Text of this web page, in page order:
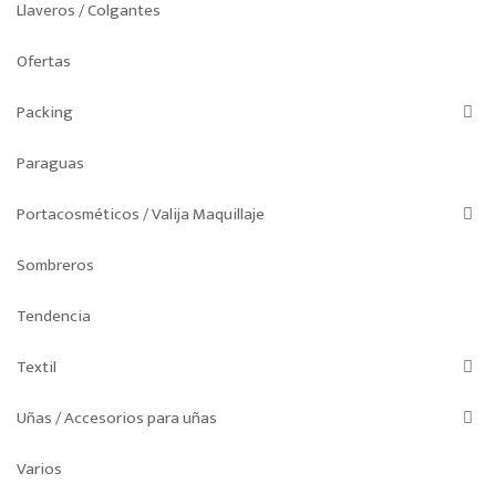
Llaveros / Colgantes
Ofertas
Packing
Paraguas
Portacosméticos / Valija Maquillaje
Sombreros
Tendencia
Textil
Uñas / Accesorios para uñas
Varios